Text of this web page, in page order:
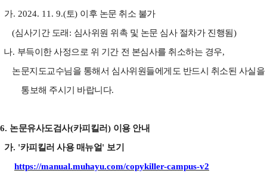
가. 2024. 11. 9.(토) 이후 논문 취소 불가
(심사기간 도래 : 심사위원 위촉 및 논문 심사 절차가 진행됨)
나. 부득이한 사정으로 위 기간 전 본심사를 취소하는 경우,
논문지도교수님을 통해서 심사위원들에게도 반드시 취소된 사실을
통보해 주시기 바랍니다.
6. 논문유사도검사(카피킬러) 이용 안내
가. '카피킬러 사용 매뉴얼' 보기
https://manual.muhayu.com/copykiller-campus-v2